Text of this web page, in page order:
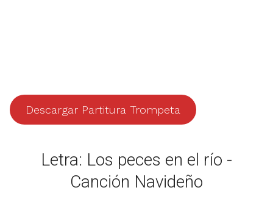
Descargar Partitura Trompeta
Letra: Los peces en el río -
Canción Navideño